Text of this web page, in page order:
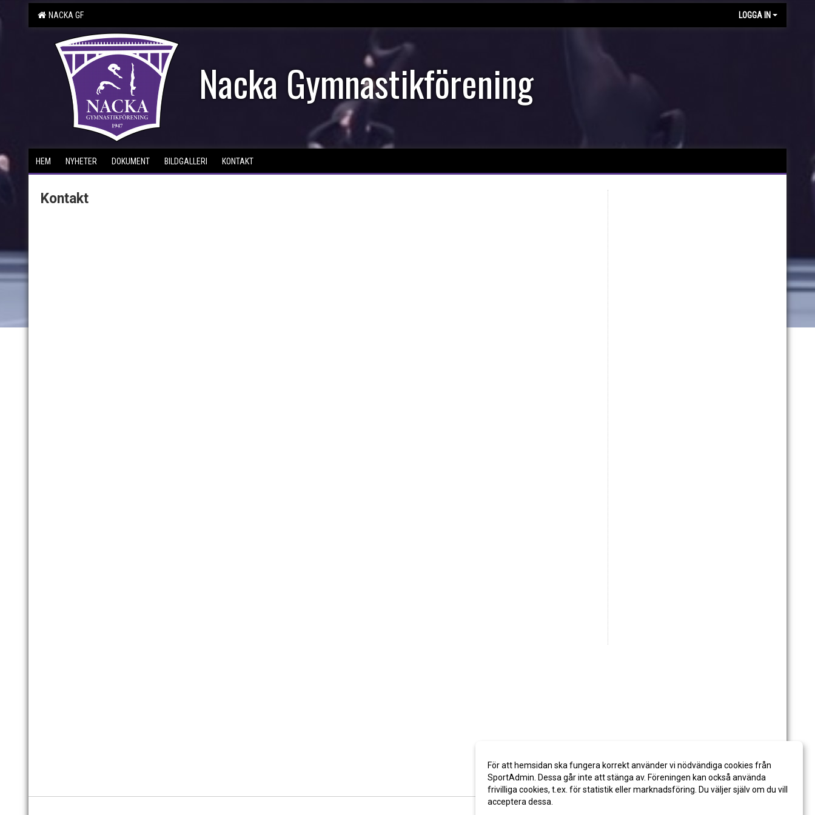
NACKA GF LOGGA IN
Nacka Gymnastikförening
HEM NYHETER DOKUMENT BILDGALLERI KONTAKT
Kontakt
För att hemsidan ska fungera korrekt använder vi nödvändiga cookies från
SportAdmin. Dessa går inte att stänga av. Föreningen kan också använda
frivilliga cookies, t.ex. för statistik eller marknadsföring. Du väljer själv om du vill
acceptera dessa.